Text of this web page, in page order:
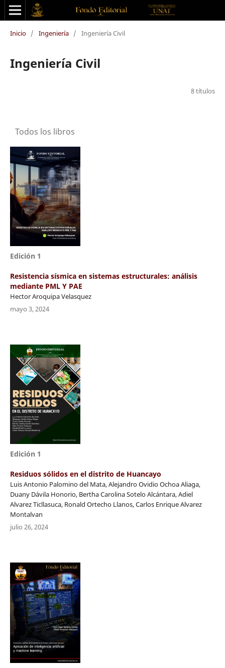
Inicio / Ingeniería / Ingeniería Civil
Ingeniería Civil
8 títulos
Todos los libros
Edición 1
Resistencia sísmica en sistemas estructurales: análisis
mediante PML Y PAE
Hector Aroquipa Velasquez
mayo 3, 2024
Edición 1
Residuos sólidos en el distrito de Huancayo
Luis Antonio Palomino del Mata, Alejandro Ovidio Ochoa Aliaga,
Duany Dávila Honorio, Bertha Carolina Sotelo Alcántara, Adiel
Alvarez Ticllasuca, Ronald Ortecho Llanos, Carlos Enrique Alvarez
Montalvan
julio 26, 2024